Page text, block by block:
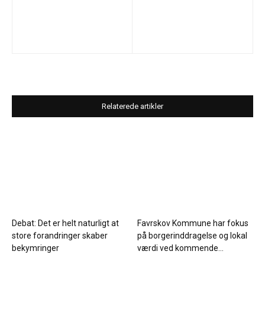
Relaterede artikler
Debat: Det er helt naturligt at
store forandringer skaber
bekymringer
Favrskov Kommune har fokus
på borgerinddragelse og lokal
værdi ved kommende...